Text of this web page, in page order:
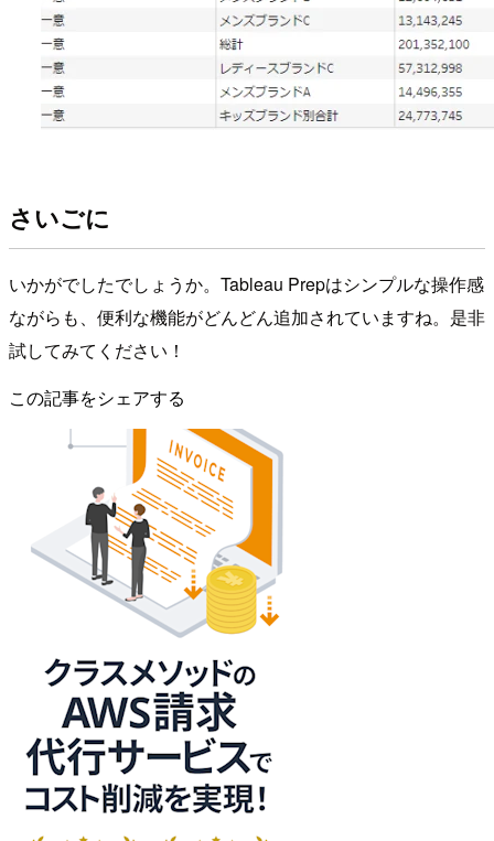
さいごに
いかがでしたでしょうか。Tableau Prepはシンプルな操作感
ながらも、便利な機能がどんどん追加されていますね。是非
試してみてください！
この記事をシェアする